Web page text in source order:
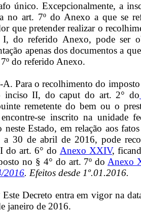
único. Excepcionalmente, a
no art. 7º do Anexo a que se
que pretender realizar o
do referido Anexo, pode ser
apenas dos documentos a
do referido Anexo.
A. Para o recolhimento do
inciso II, do caput do art. 2° do
remetente do bem ou o
se inscrito na unidade
neste Estado, em relação aos
a 30 de abril de 2016, pode
do art. 6° do Anexo XXIV,
no § 4° do art. 7º doAnexo
2016. Efeitos desde 1º.01.2016.
Decreto entra em vigor na
janeiro de 2016.